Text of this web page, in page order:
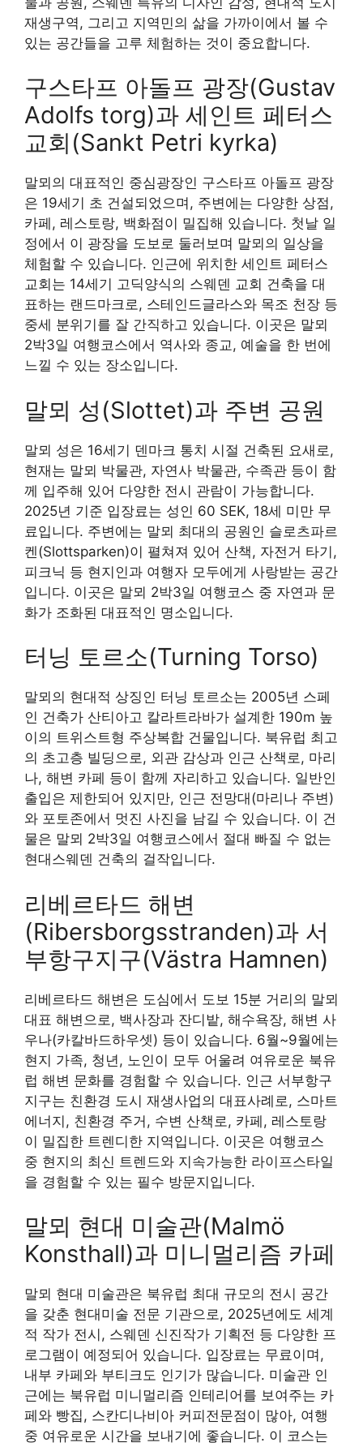
재생구역, 그리고 지역민의 삶을 가까이에서 볼 수
있는 공간들을 고루 체험하는 것이 중요합니다.
구스타프 아돌프 광장(Gustav
Adolfs torg)과 세인트 페터스
교회(Sankt Petri kyrka)
말뫼의 대표적인 중심광장인 구스타프 아돌프 광장
은 19세기 초 건설되었으며, 주변에는 다양한 상점,
카페, 레스토랑, 백화점이 밀집해 있습니다. 첫날 일
정에서 이 광장을 도보로 둘러보며 말뫼의 일상을
체험할 수 있습니다. 인근에 위치한 세인트 페터스
교회는 14세기 고딕양식의 스웨덴 교회 건축을 대
표하는 랜드마크로, 스테인드글라스와 목조 천장 등
중세 분위기를 잘 간직하고 있습니다. 이곳은 말뫼
2박3일 여행코스에서 역사와 종교, 예술을 한 번에
느낄 수 있는 장소입니다.
말뫼 성(Slottet)과 주변 공원
말뫼 성은 16세기 덴마크 통치 시절 건축된 요새로,
현재는 말뫼 박물관, 자연사 박물관, 수족관 등이 함
께 입주해 있어 다양한 전시 관람이 가능합니다.
2025년 기준 입장료는 성인 60 SEK, 18세 미만 무
료입니다. 주변에는 말뫼 최대의 공원인 슬로츠파르
켄(Slottsparken)이 펼쳐져 있어 산책, 자전거 타기,
피크닉 등 현지인과 여행자 모두에게 사랑받는 공간
입니다. 이곳은 말뫼 2박3일 여행코스 중 자연과 문
화가 조화된 대표적인 명소입니다.
터닝 토르소(Turning Torso)
말뫼의 현대적 상징인 터닝 토르소는 2005년 스페
인 건축가 산티아고 칼라트라바가 설계한 190m 높
이의 트위스트형 주상복합 건물입니다. 북유럽 최고
의 초고층 빌딩으로, 외관 감상과 인근 산책로, 마리
나, 해변 카페 등이 함께 자리하고 있습니다. 일반인
출입은 제한되어 있지만, 인근 전망대(마리나 주변)
와 포토존에서 멋진 사진을 남길 수 있습니다. 이 건
물은 말뫼 2박3일 여행코스에서 절대 빠질 수 없는
현대스웨덴 건축의 걸작입니다.
리베르타드 해변
(Ribersborgsstranden)과 서
부항구지구(Västra Hamnen)
리베르타드 해변은 도심에서 도보 15분 거리의 말뫼
대표 해변으로, 백사장과 잔디밭, 해수욕장, 해변 사
우나(카칼바드하우셋) 등이 있습니다. 6월~9월에는
현지 가족, 청년, 노인이 모두 어울려 여유로운 북유
럽 해변 문화를 경험할 수 있습니다. 인근 서부항구
지구는 친환경 도시 재생사업의 대표사례로, 스마트
에너지, 친환경 주거, 수변 산책로, 카페, 레스토랑
이 밀집한 트렌디한 지역입니다. 이곳은 여행코스
중 현지의 최신 트렌드와 지속가능한 라이프스타일
을 경험할 수 있는 필수 방문지입니다.
말뫼 현대 미술관(Malmö
Konsthall)과 미니멀리즘 카페
말뫼 현대 미술관은 북유럽 최대 규모의 전시 공간
을 갖춘 현대미술 전문 기관으로, 2025년에도 세계
적 작가 전시, 스웨덴 신진작가 기획전 등 다양한 프
로그램이 예정되어 있습니다. 입장료는 무료이며,
내부 카페와 부티크도 인기가 많습니다. 미술관 인
근에는 북유럽 미니멀리즘 인테리어를 보여주는 카
페와 빵집, 스칸디나비아 커피전문점이 많아, 여행
중 여유로운 시간을 보내기에 좋습니다. 이 코스는